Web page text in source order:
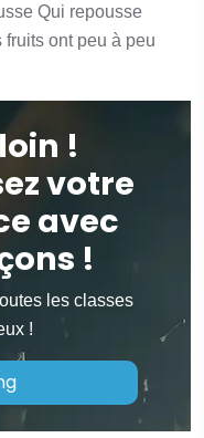
Qui repousse
ont peu à peu
!
votre
avec
!
les classes
!